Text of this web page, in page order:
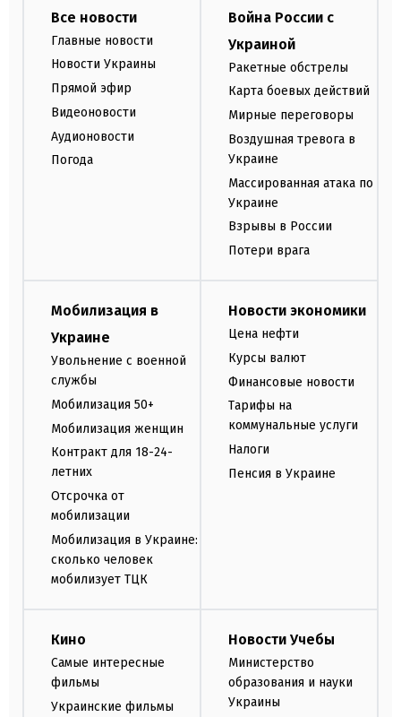
Все новости
Главные новости
Новости Украины
Прямой эфир
Видеоновости
Аудионовости
Погода
Война России с
Украиной
Ракетные обстрелы
Карта боевых действий
Мирные переговоры
Воздушная тревога в
Украине
Массированная атака по
Украине
Взрывы в России
Потери врага
Мобилизация в
Украине
Увольнение с военной
службы
Мобилизация 50+
Мобилизация женщин
Контракт для 18-24-
летних
Отсрочка от
мобилизации
Мобилизация в Украине:
сколько человек
мобилизует ТЦК
Новости экономики
Цена нефти
Курсы валют
Финансовые новости
Тарифы на
коммунальные услуги
Налоги
Пенсия в Украине
Кино
Самые интересные
фильмы
Украинские фильмы
Новости Учебы
Министерство
образования и науки
Украины